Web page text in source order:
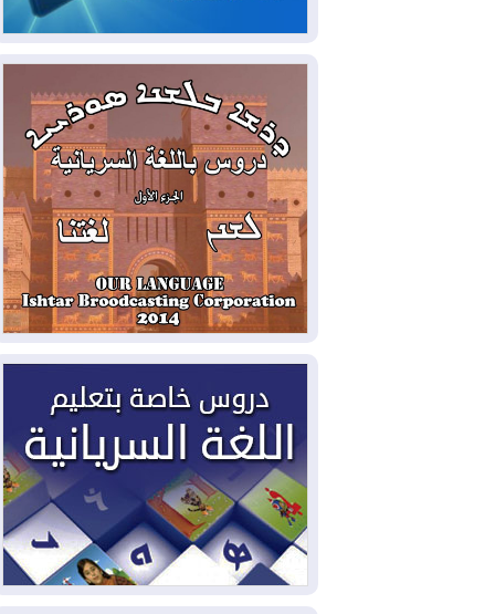
لمدة عام.. بدء توريد 100
مليون قدم مكعب يومياً من غاز كورمور في
إقليم كوردستان إلى وزارة الكهرباء العراقية
2026-08-05
15كارثة بيئية ومناخية ترسم
ملامح أخطر التحديات التي تواجه العراق
اليوم
2026-08-05
حرائق فرنسا.. توقيف 402
شخص بينهم 156 قاصرا منذ بداية موسم
الحرائق
2026-08-04سومو: إنتاج النفط في إقليم
كوردستان انخفض إلى أقل من 10%
ملفات حقبة الكاظمي تعود إلى
الواجهة.. أنباء عن مراجعات قضائية
وتحقيقات أوسع في قضايا فساد
2026-08-04بيترو يشكو تزوير الانتخابات
الرئاسية ويحذر من "حرب أهلية" في
كولومبيا
2026-08-03رئيس إقليم كوردستان في